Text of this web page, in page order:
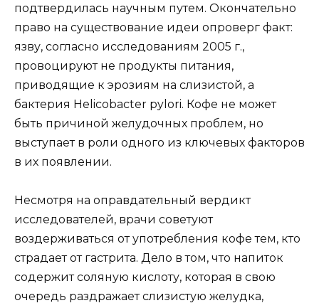
подтвердилась научным путем. Окончательно
право на существование идеи опроверг факт:
язву, согласно исследованиям 2005 г.,
провоцируют не продукты питания,
приводящие к эрозиям на слизистой, а
бактерия Helicobacter pylori. Кофе не может
быть причиной желудочных проблем, но
выступает в роли одного из ключевых факторов
в их появлении.
Несмотря на оправдательный вердикт
исследователей, врачи советуют
воздерживаться от употребления кофе тем, кто
страдает от гастрита. Дело в том, что напиток
содержит соляную кислоту, которая в свою
очередь раздражает слизистую желудка,